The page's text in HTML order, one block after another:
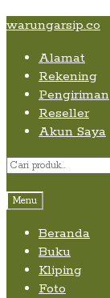
Skip
content
Skip
navigation
Skip
content
warungarsip.co
Alamat
Rekening
Pengiriman
Reseller
Akun Saya
Pencarian
Menu
Beranda
Buku
Kliping
Foto